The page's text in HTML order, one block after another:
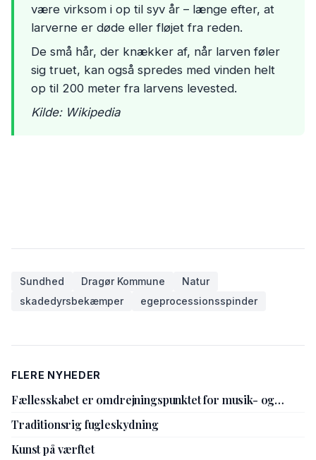
være virksom i op til syv år – længe efter, at
larverne er døde eller fløjet fra reden.
De små hår, der knækker af, når larven føler
sig truet, kan også spredes med vinden helt
op til 200 meter fra larvens levested.
Kilde: Wikipedia
Sundhed Dragør Kommune
Natur
skadedyrsbekæmper
egeprocessionsspinder
FLERE NYHEDER
Fællesskabet er omdrejningspunktet for musik- og
Traditionsrig fugleskydning
Kunst på værftet